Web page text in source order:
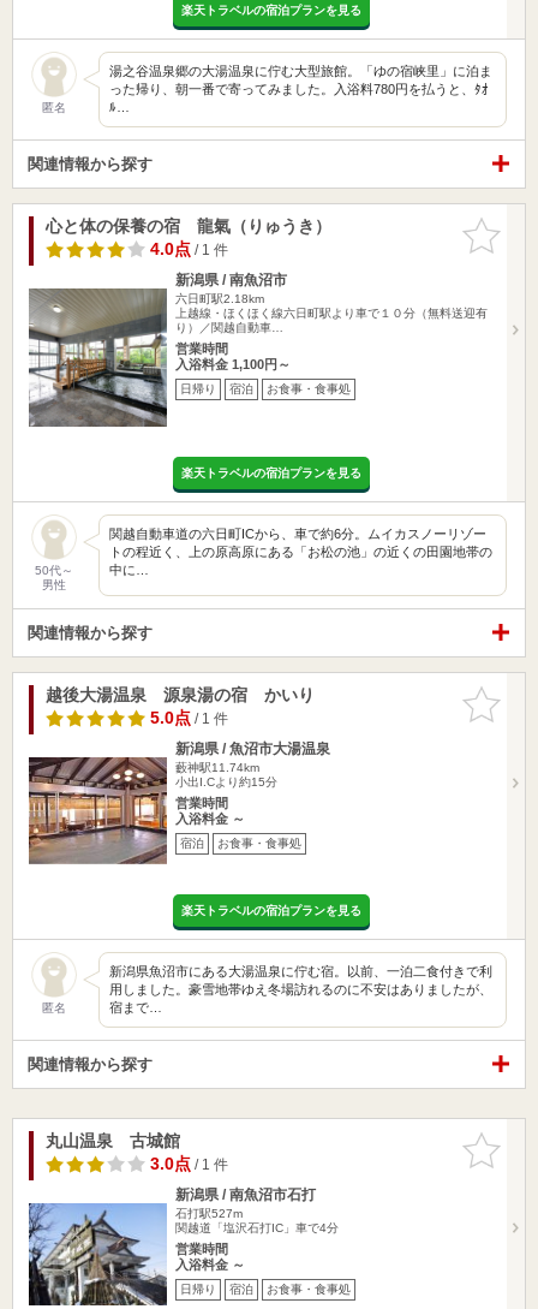
楽天トラベルの宿泊プランを見る
匿名
湯之谷温泉郷の大湯温泉に佇む大型旅館。「ゆの宿峡里」に泊ま
った帰り、朝一番で寄ってみました。入浴料780円を払うと、ﾀｵ
ﾙ…
関連情報から探す
お気に入
りに追加
心と体の保養の宿 龍氣（りゅうき）
4.0点/ 1 件
新潟県 / 南魚沼市
六日町駅2.18km
上越線・ほくほく線六日町駅より車で１０分（無料送迎有
り）／関越自動車…
営業時間
入浴料金 1,100円～
日帰り 宿泊 お食事・食事処
楽天トラベルの宿泊プランを見る
50代～
男性
関越自動車道の六日町ICから、車で約6分。ムイカスノーリゾー
トの程近く、上の原高原にある「お松の池」の近くの田園地帯の
中に…
関連情報から探す
お気に入
りに追加
越後大湯温泉 源泉湯の宿 かいり
5.0点/ 1 件
新潟県 / 魚沼市大湯温泉
藪神駅11.74km
小出I.Cより約15分
営業時間
入浴料金 ～
宿泊 お食事・食事処
楽天トラベルの宿泊プランを見る
匿名
新潟県魚沼市にある大湯温泉に佇む宿。以前、一泊二食付きで利
用しました。豪雪地帯ゆえ冬場訪れるのに不安はありましたが、
宿まで…
関連情報から探す
お気に入
りに追加
丸山温泉 古城館
3.0点/ 1 件
新潟県 / 南魚沼市石打
石打駅527m
関越道「塩沢石打IC」車で4分
営業時間
入浴料金 ～
日帰り 宿泊 お食事・食事処